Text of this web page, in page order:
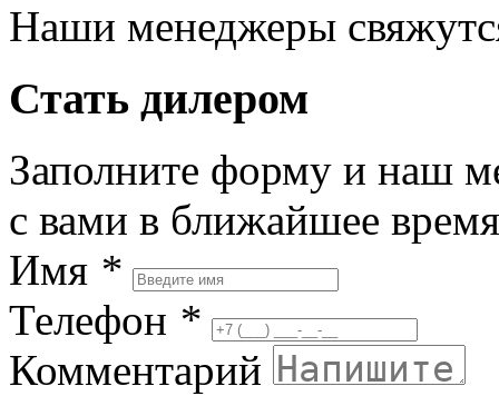
Наши менеджеры
Стать дилером
Заполните форму и наш
с вами в ближайшее время
Имя *
Телефон *
Комментарий